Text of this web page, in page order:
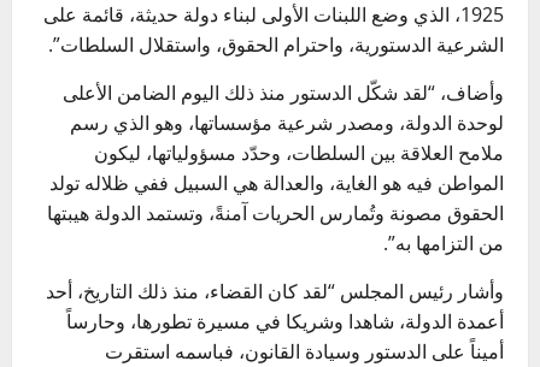
1925، الذي وضع اللبنات الأولى لبناء دولة حديثة، قائمة على
الشرعية الدستورية، واحترام الحقوق، واستقلال السلطات”.
وأضاف، “لقد شكّل الدستور منذ ذلك اليوم الضامن الأعلى
لوحدة الدولة، ومصدر شرعية مؤسساتها، وهو الذي رسم
ملامح العلاقة بين السلطات، وحدّد مسؤولياتها، ليكون
المواطن فيه هو الغاية، والعدالة هي السبيل ففي ظلاله تولد
الحقوق مصونة وتُمارس الحريات آمنةً، وتستمد الدولة هيبتها
من التزامها به”.
وأشار رئيس المجلس “لقد كان القضاء، منذ ذلك التاريخ، أحد
أعمدة الدولة، شاهدا وشريكا في مسيرة تطورها، وحارساً
أميناً على الدستور وسيادة القانون، فباسمه استقرت